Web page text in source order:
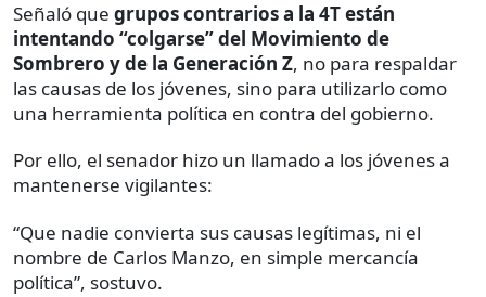
Señaló que grupos contrarios a la 4T están
intentando “colgarse” del Movimiento de
Sombrero y de la Generación Z, no para respaldar
las causas de los jóvenes, sino para utilizarlo como
una herramienta política en contra del gobierno.
Por ello, el senador hizo un llamado a los jóvenes a
mantenerse vigilantes:
“Que nadie convierta sus causas legítimas, ni el
nombre de Carlos Manzo, en simple mercancía
política”, sostuvo.